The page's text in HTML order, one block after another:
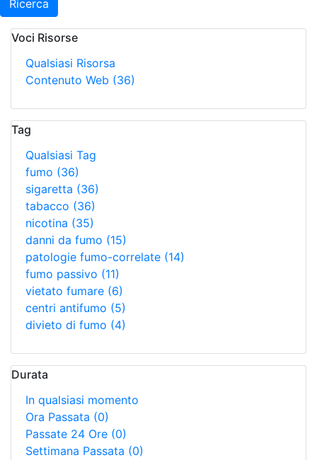
Ricerca
Voci Risorse
Qualsiasi Risorsa
Contenuto Web (36)
Tag
Qualsiasi Tag
fumo (36)
sigaretta (36)
tabacco (36)
nicotina (35)
danni da fumo (15)
patologie fumo-correlate (14)
fumo passivo (11)
vietato fumare (6)
centri antifumo (5)
divieto di fumo (4)
Durata
In qualsiasi momento
Ora Passata (0)
Passate 24 Ore (0)
Settimana Passata (0)